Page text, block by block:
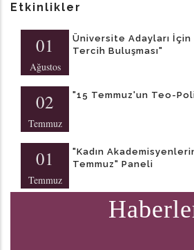
Etkinlikler
01
Ağustos
Üniversite Adayları İçin
Tercih Buluşması"
02
Temmuz
​"15 Temmuz'un Teo-
01
Temmuz
"Kadın
Temmuz" Paneli